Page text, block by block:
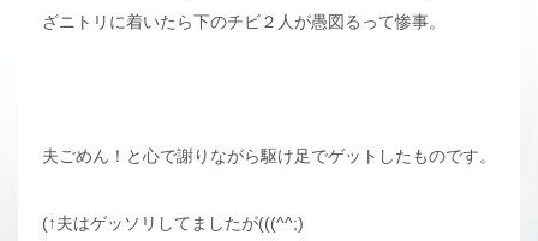
ざニトリに着いたら下のチビ２人が愚図るって惨事。
夫ごめん！と心で謝りながら駆け足でゲットしたものです。
(↑夫はゲッソリしてましたが(((^^;)